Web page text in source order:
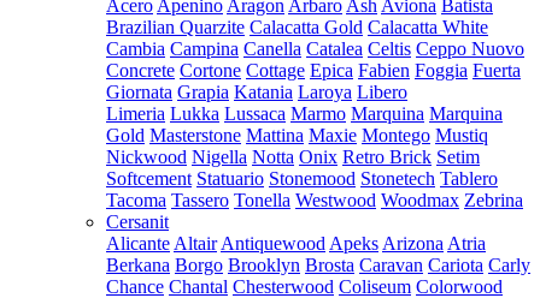
Acero Apenino Aragon Arbaro Ash Aviona Batista
Brazilian Quarzite Calacatta Gold Calacatta White
Cambia Campina Canella Catalea Celtis Ceppo Nuovo
Concrete Cortone Cottage Epica Fabien Foggia Fuerta
Giornata Grapia Katania Laroya Libero
Limeria Lukka Lussaca Marmo Marquina Marquina
Gold Masterstone Mattina Maxie Montego Mustiq
Nickwood Nigella Notta Onix Retro Brick Setim
Softcement Statuario Stonemood Stonetech Tablero
Tacoma Tassero Tonella Westwood Woodmax Zebrina
Cersanit
Alicante Altair Antiquewood Apeks Arizona Atria
Berkana Borgo Brooklyn Brosta Caravan Cariota Carly
Chance Chantal Chesterwood Coliseum Colorwood